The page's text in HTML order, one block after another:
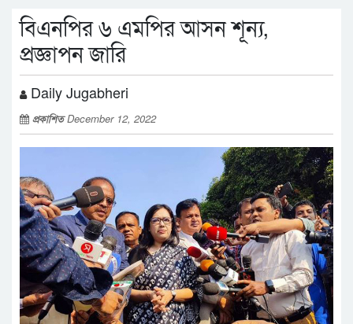
বিএনপির ৬ এমপির আসন শূন্য,
প্রজ্ঞাপন জারি
Daily Jugabheri
প্রকাশিতDecember 12, 2022